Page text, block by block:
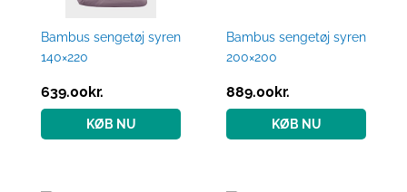
Bambus sengetøj syren
140×220
639.00kr.
KØB NU
Bambus sengetøj syren
200×200
889.00kr.
KØB NU